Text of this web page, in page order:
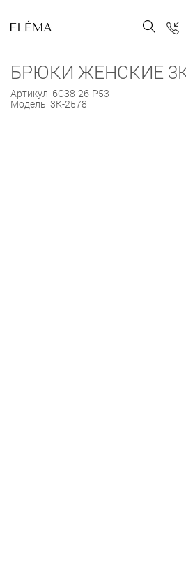
БРЮКИ ЖЕНСКИЕ
Артикул: 6С38-26-Р53
Модель: 3К-2578